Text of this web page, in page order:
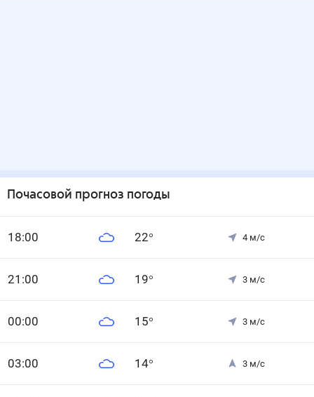
Почасовой прогноз погоды
18:00 22° 4 м/с
21 :00 19° 3 м/с
00:00 15° 3 м/с
03:00 14° 3 м/с